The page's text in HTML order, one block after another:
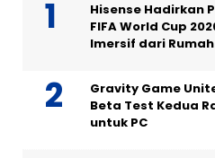
Hisense Hadirkan
FIFA World Cup
Imersif dari Rumah
Gravity Game
Beta Test Kedua
untuk PC